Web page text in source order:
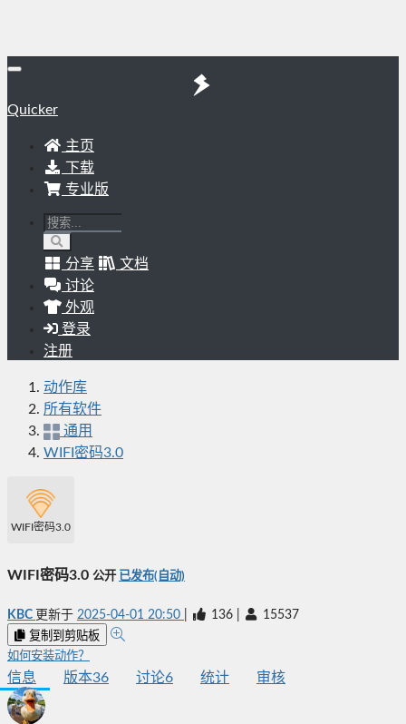
Quicker
主页
下载
专业版
分享
文档
讨论
外观
登录
注册
动作库
所有软件
通用
WIFI密码3.0
WIFI密码3.0
WIFI密码3.0 公开 已发布(自动)
KBC 更新于 2025-04-01 20:50 136 15537
复制到剪贴板
如何安装动作？
信息 版本36 讨论6 统计 审核